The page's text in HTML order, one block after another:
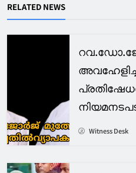
RELATED NEWS
Witness Desk